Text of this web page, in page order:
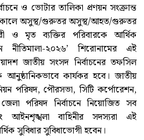
ও ভোটার তালিকা প্রণয়ন সংক্রান্ত
অসুস্থ/গুরুতর অসুস্থ/আহত/গুরুতর
ও মৃত ব্যক্তির পরিবারকে আর্থিক
নীতিমালা-২০২৬’ শিরোনামের এই
জাতীয় সংসদ নির্বাচনের তফসিল
কার্যকর হবে। জাতীয়
পরিষদ, পৌরসভা, সিটি কর্পোরেশন,
পরিষদ নির্বাচনে নিয়োজিত সব
আইনশৃঙ্খলা বাহিনীর সদস্যরা এই
সুবিধার সুবিধাভোগী হবেন।